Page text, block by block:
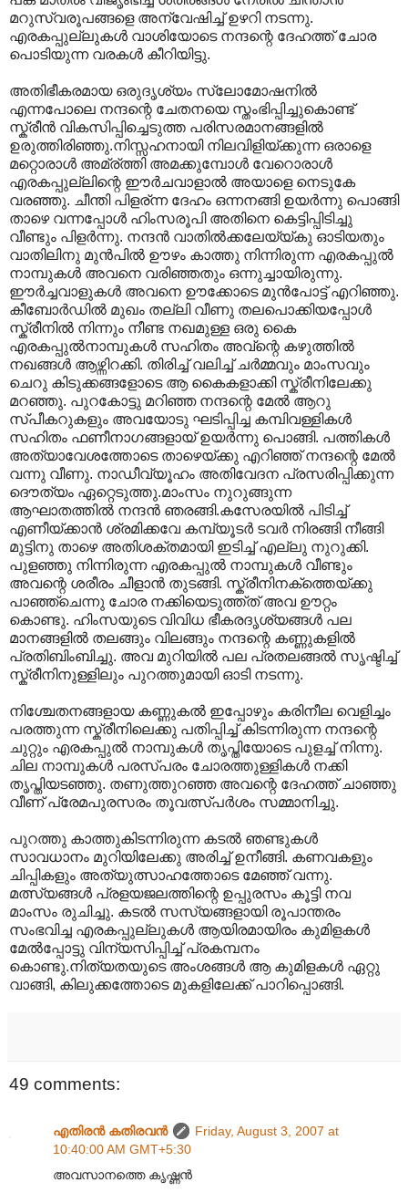
മറുസ്വരൂപങ്ങളെ അന്വേഷിച്ച് ഉഴറി നടന്നു.
എരകപ്പുല്ലുകള്‍ വാശിയോടെ നന്ദന്റെ ദേഹത്ത് ചോര
പൊടിയുന്ന വരകള്‍ കീറിയിട്ടു.
അതിഭീകരമായ ഒരുദൃശ്യം സ്ലോമോഷനില്‍
എന്നപോലെ നന്ദന്റെ ചേതനയെ സ്തംഭിപ്പിച്ചുകൊണ്ട്
സ്ക്രീന്‍ വികസിപ്പിച്ചെടുത്ത പരിസരമാനങ്ങളില്‍
ഉരുത്തിരിഞ്ഞു.നിസ്സഹനായി നിലവിളിയ്ക്കുന്ന ഒരാളെ
മറ്റൊരാള്‍ അമ്ര്ത്തി അമക്കുമ്പോള്‍ വേറൊരാള്‍
എരകപ്പുല്ലിന്റെ ഈര്‍ചവാളാല്‍ അയാളെ നെടുകേ
വരഞ്ഞു. ചീന്തി പിളര്ന്ന ദേഹം ഒന്നനങ്ങി ഉയര്‍ന്നു പൊങ്ങി
താഴെ വന്നപ്പോള്‍ ഹിംസരൂപി അതിനെ കെട്ടിപ്പിടിച്ചു
വീണ്ടും പിളര്‍ന്നു. നന്ദന്‍ വാതില്‍ക്കലേയ്യ്കു ഓടിയതും
വാതിലിനു മുന്‍പില്‍ ഊഴം കാത്തു നിന്നിരുന്ന എരകപ്പുല്‍
നാമ്പുകള്‍ അവനെ വരിഞ്ഞതും ഒന്നുച്ചായിരുന്നു.
ഈര്‍ച്ചവാളുകള്‍ അവനെ ഊക്കോടെ മുന്‍പോട്ട് എറിഞ്ഞു.
കീബോര്‍ഡില്‍ മുഖം തല്ലി വീണു തലപൊക്കിയപ്പോള്‍
സ്ക്രീനില്‍ നിന്നും നീണ്ട നഖമുള്ള ഒരു കൈ
എരകപ്പുല്‍നാമ്പുകള്‍ സഹിതം അവ്ന്റെ കഴുത്തില്‍
നഖങ്ങള്‍ ആഴ്ന്നിറക്കി. തിരിച്ച് വലിച്ച് ചര്‍മ്മവും മാംസവും
ചെറു കിടുക്കങ്ങളോടെ ആ കൈകളാക്കി സ്ക്രീനിലേക്കു
മറഞ്ഞു. പുറകോട്ടു മറിഞ്ഞ നന്ദന്റെ മേല്‍ ആറു
സ്പീകറുകളും അവയോടു ഘടിപ്പിച്ച കമ്പിവള്ളികള്‍‍
സഹിതം ഫണീനാഗങ്ങളായ് ഉയര്‍ന്നു പൊങ്ങി. പത്തികള്‍‍
അത്യാവേശത്തോടെ താഴെയ്ക്കു എറിഞ്ഞ് നന്ദന്റെ മേല്‍
വന്നു വീണു. നാഡീവ്യൂഹം അതിവേദന പ്രസരിപ്പിക്കുന്ന
ദൌത്യം ഏറ്റെടുത്തു.മാംസം നുറുങ്ങുന്ന
ആഘാതത്തില്‍ നന്ദന്‍ ഞരങ്ങി.കസേരയില്‍ പിടിച്ച്
എണീയ്ക്കാന്‍ ശ്രമിക്കവേ കമ്പ്യൂടര്‍ ടവര്‍ നിരങ്ങി നീങ്ങി
മുട്ടിനു താഴെ അതിശക്തമായി ഇടിച്ച് എല്ലു നുറുക്കി.
പുളഞ്ഞു നിന്നിരുന്ന എരകപ്പുല്‍ നാമ്പുകള്‍ വീണ്ടും
അവന്റെ ശരീരം ചീളാന്‍ തുടങ്ങി. സ്ക്രീനിനക്ത്തെയ്ക്കു
പാഞ്ഞ്ചെന്നു ചോര നക്കിയെടുത്ത്ത് അവ ഊറ്റം
കൊണ്ടു. ഹിംസയുടെ വിവിധ ഭീകരദൃശ്യങ്ങള്‍ പല
മാനങ്ങളില്‍ തലങ്ങും വിലങ്ങും നന്ദന്റെ കണ്ണുകളില്‍
പ്രതിബിംബിച്ചു. അവ മുറിയില്‍ പല പ്രതലങ്ങല്‍ സൃഷ്ടിച്ച്
സ്ക്രീനിനുള്ളിലും പുറത്തുമായി ഓടി നടന്നു.
നിശ്ചേതനങ്ങളായ കണ്ണുകല്‍ ഇപ്പോഴും കരിനീല വെളിച്ചം
പരത്തുന്ന സ്ക്രീനിലെക്കു പതിപ്പിച്ച് കിടന്നിരുന്ന നന്ദന്റെ
ചുറ്റും എരകപ്പുല്‍ നാമ്പുകള്‍ തൃപ്തിയോടെ പുളച്ച് നിന്നു.
ചില നാമ്പുകള്‍ പരസ്പരം ചോരത്തുള്ളികള്‍ നക്കി
തൃപ്തിയടഞ്ഞു. തണുത്തുറഞ്ഞ അവന്റെ ദേഹത്ത് ചാഞ്ഞു
വീണ് പ്രേമപുരസരം തൂവത്സ്പര്‍ശം സമ്മാനിച്ചു.
പുറത്തു കാത്തുകിടന്നിരുന്ന കടല്‍ ഞണ്ടുകള്‍
സാവധാനം മുറിയിലേക്കു അരിച്ച് ഉനീങ്ങി. കണവകളും
ചിപ്പികളും അത്യുത്സാഹത്തോടെ മേഞ്ഞ് വന്നു.
മത്സ്യങ്ങള്‍ പ്രളയജലത്തിന്റെ ഉപ്പുരസം കൂട്ടി നവ
മാംസം രുചിച്ചു. കടല്‍ സസ്യങ്ങളായി രൂപാന്തരം
സംഭവിച്ച എരകപ്പുല്ലുകള്‍ ആയിരമായിരം കുമിളകള്‍‍
മേല്‍പ്പോട്ടു വിന്യസിപ്പിച്ച് പ്രകമ്പനം
കൊണ്ടു.നിത്യതയുടെ അംശങ്ങള്‍ ആ കുമിളകള്‍‍ ഏറ്റു
വാങ്ങി, കിലുക്കത്തോടെ മുകളിലേക്ക് പാറിപ്പൊങ്ങി.
49 comments:
എതിരന്‍ കതിരവന്‍
Friday, August 3, 2007 at
10:40:00 AM GMT+5:30
അവസാനത്തെ കൃഷ്ണന്‍